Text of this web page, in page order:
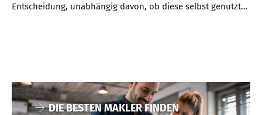
Entscheidung, unabhängig davon, ob diese selbst genutzt
darauffolgenden Abschreibung beachten sollte.
DIE BESTEN MAKLER FINDEN